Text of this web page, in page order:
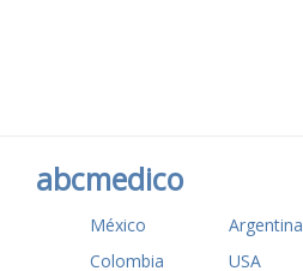
abcmedico
México Argentina
Colombia
USA